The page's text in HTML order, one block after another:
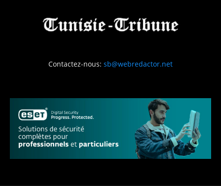
Contactez-nous: sb@webredactor.net